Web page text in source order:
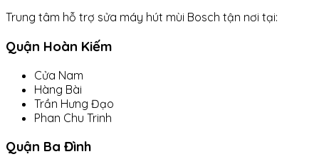
Trung tâm hỗ trợ sửa máy hút mùi Bosch tận nơi tại:
Quận Hoàn Kiếm
Cửa Nam
Hàng Bài
Trần Hưng Đạo
Phan Chu Trinh
Quận Ba Đình